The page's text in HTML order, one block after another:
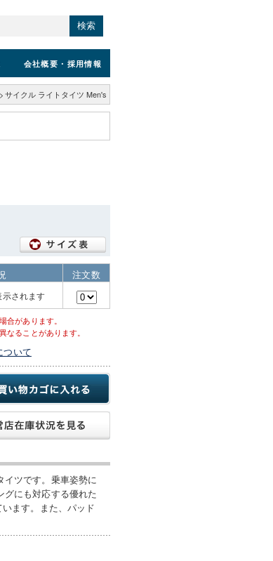
検索
会社概要 ・採用情報
> サイクル ライトタイツ Men's
注文数
されます
合があります。
なることがあります。
ついて
ツです。乗車姿勢に
にも対応する優れた
ます。また、パッド